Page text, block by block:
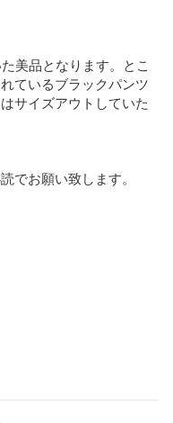
美品となります。とこ
ているブラックパンツ
サイズアウトしていた
でお願い致します。